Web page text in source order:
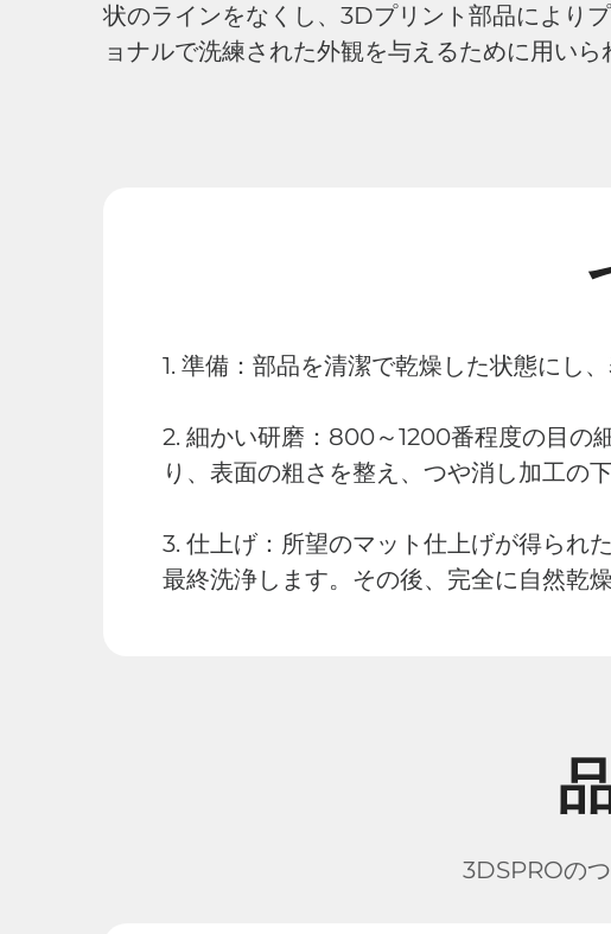
状のラインをなくし、3Dプリント部品により
ョナルで洗練された外観を与えるために用いら
1. 準備：部品を清潔で乾燥した状態にし
2. 細かい研磨：800～1200番程度の目の
り、表面の粗さを整え、つや消し加工の
3. 仕上げ：所望のマット仕上げが得られ
最終洗浄します。その後、完全に自然乾燥
3DSPROの